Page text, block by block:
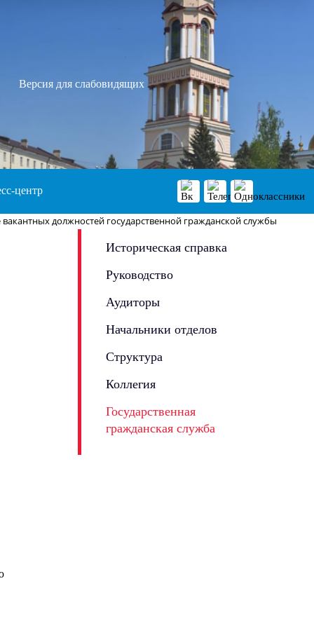
Версия для слабовидящих
центр
должностей государственной гражданской службы
Историческая справка
Руководство
Аудиторы
Начальники отделов
Структура
Коллегия
Государственная
гражданская служба